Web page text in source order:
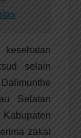
selain
Selatan
zakat